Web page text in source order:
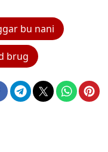
bu nani
brug